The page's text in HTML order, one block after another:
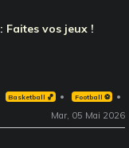
vos jeux !
Basketball 🏀 Football ⚽️
Mar, 05 Mai 2026